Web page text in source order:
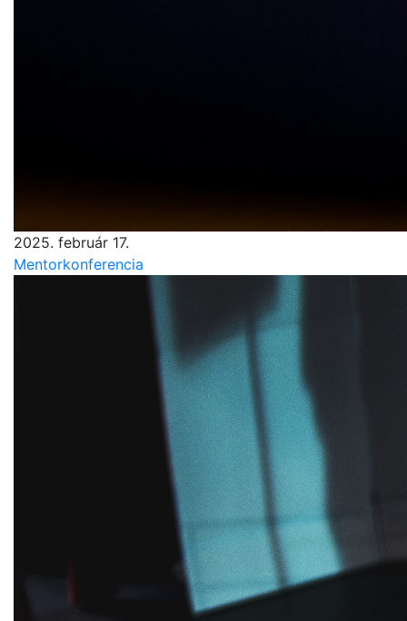
2025. február 17.
Mentorkonferencia